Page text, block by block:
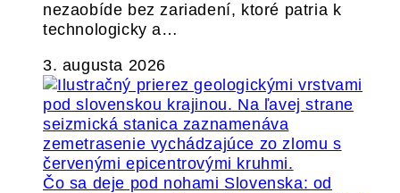
nezaobíde bez zariadení, ktoré patria k
technologicky a…
3. augusta 2026
Čo sa deje pod nohami Slovenska: od